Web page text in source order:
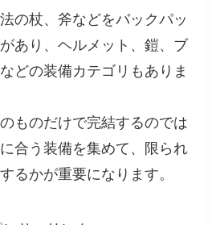
の杖、斧などをバックパッ
あり、ヘルメット、鎧、ブ
どの装備カテゴリもありま
ものだけで完結するのでは
合う装備を集めて、限られ
るかが重要になります。